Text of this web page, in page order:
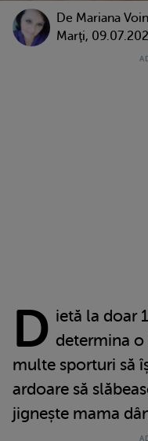
De Mariana
Marţi,
D ietă la doar
determina
multe sporturi să
ardoare să
jignește mama